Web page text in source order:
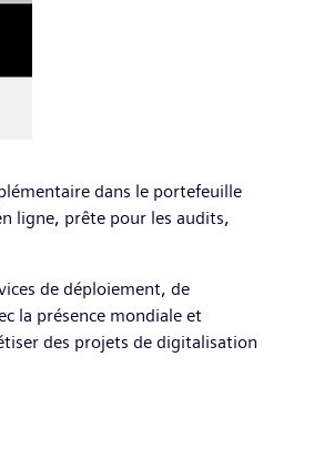
dans le portefeuille
ligne, prête pour les audits,
de déploiement, de
la présence mondiale et
des projets de digitalisation